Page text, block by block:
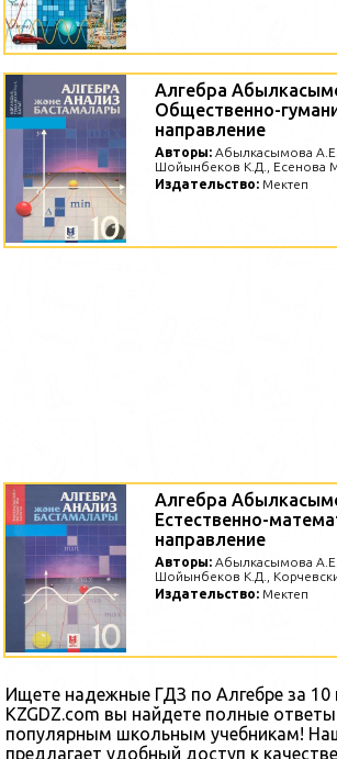
Алгебра
Общественно-
направление
Авторы: Абылкасымова
Шойынбеков К.Д., Есенова
Издательство: Мектеп
Алгебра
Естественно-
направление
Авторы: Абылкасымова А.Е.,
Шойынбеков К.Д.,
Издательство: Мектеп
Ищете надежные ГДЗ по Алгебре за 10
KZGDZ.com вы найдете полные
популярным школьным учебникам!
предлагает удобный доступ к